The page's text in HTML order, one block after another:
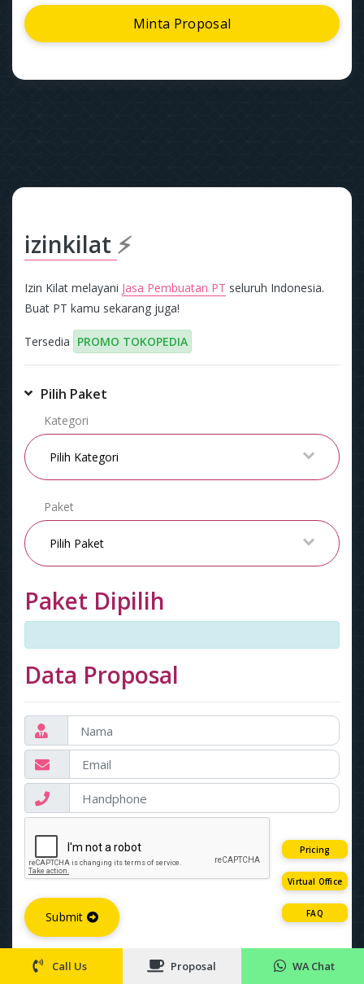
Minta Proposal
izinkilat ⚡
Izin Kilat melayani Jasa Pembuatan PT seluruh Indonesia.
Buat PT kamu sekarang juga!
Tersedia PROMO TOKOPEDIA
Pilih Paket
Kategori
Paket
Paket Dipilih
Data Proposal
Submit
Promo Berlaku
Pricing
Virtual Office
FAQ
Call Us Proposal WA Chat